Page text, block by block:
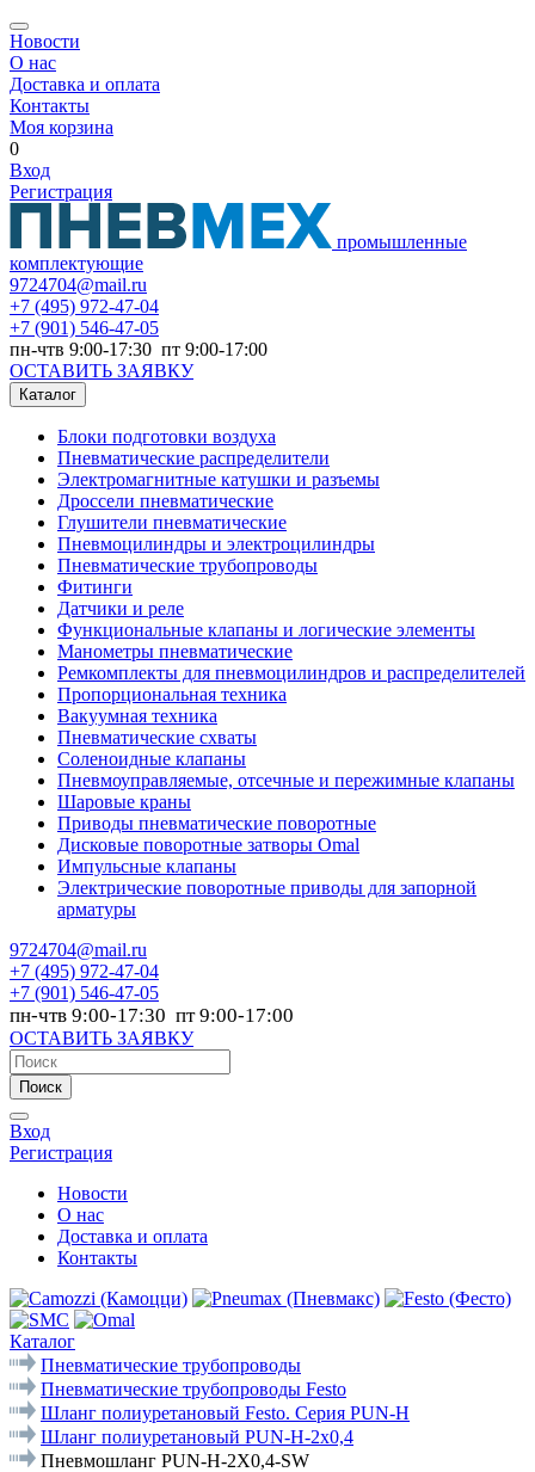
Новости
О нас
Доставка и оплата
Контакты
Моя корзина
0
Вход
Регистрация
промышленные
комплектующие
9724704@mail.ru
+7 (495) 972-47-04
+7 (901) 546-47-05
пн-чтв 9:00-17:30 пт 9:00-17:00
ОСТАВИТЬ ЗАЯВКУ
Каталог
Блоки подготовки воздуха
Пневматические распределители
Электромагнитные катушки и разъемы
Дроссели пневматические
Глушители пневматические
Пневмоцилиндры и электроцилиндры
Пневматические трубопроводы
Фитинги
Датчики и реле
Функциональные клапаны и логические элементы
Манометры пневматические
Ремкомплекты для пневмоцилиндров и распределителей
Пропорциональная техника
Вакуумная техника
Пневматические схваты
Соленоидные клапаны
Пневмоуправляемые, отсечные и пережимные клапаны
Шаровые краны
Приводы пневматические поворотные
Дисковые поворотные затворы Omal
Импульсные клапаны
Электрические поворотные приводы для запорной
арматуры
9724704@mail.ru
+7 (495) 972-47-04
+7 (901) 546-47-05
пн-чтв 9:00-17:30 пт 9:00-17:00
ОСТАВИТЬ ЗАЯВКУ
Поиск
Вход
Регистрация
Новости
О нас
Доставка и оплата
Контакты
Каталог
Пневматические трубопроводы
Пневматические трубопроводы Festo
Шланг полиуретановый Festo. Серия PUN-Н
Шланг полиуретановый PUN-H-2x0,4
Пневмошланг PUN-H-2X0,4-SW